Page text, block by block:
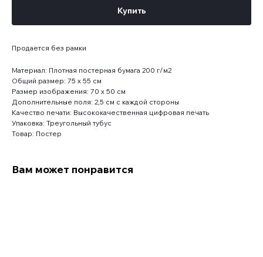
Купить
Продается без рамки
Материал: Плотная постерная бумага 200 г/м2
Общий размер: 75 x 55 см
Размер изображения: 70 x 50 см
Дополнительные поля: 2,5 см с каждой стороны
Качество печати: Высококачественная цифровая печать
Упаковка: Треугольный тубус
Товар: Постер
Вам может понравится